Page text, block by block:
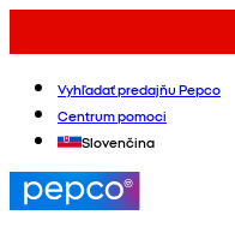
Vyhľadať predajňu Pepco
Centrum pomoci
Slovenčina